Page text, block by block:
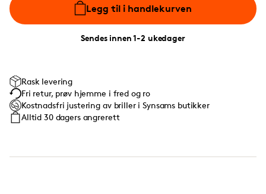
Legg til i handlekurven
Sendes innen 1-2 ukedager
Rask levering
Fri retur, prøv hjemme i fred og ro
Kostnadsfri justering av briller i Synsams butikker
Alltid 30 dagers angrerett